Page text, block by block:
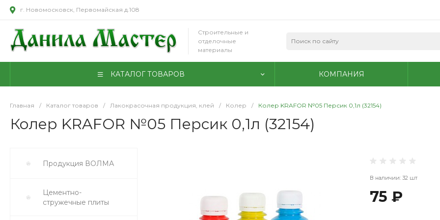
г. Новомосковск, Первомайская д.108
Строительные и
отделочные
материалы
КАТАЛОГ ТОВАРОВ КОМПАНИЯ
Главная / Каталог товаров / Лакокрасочная продукция, клей / Колер / Колер KRAFOR №05 Персик 0,1л (32154)
Колер KRAFOR №05 Персик 0,1л (32154)
Продукция ВОЛМА
Цементно-
стружечные плиты
В наличии: 32 шт
75 ₽